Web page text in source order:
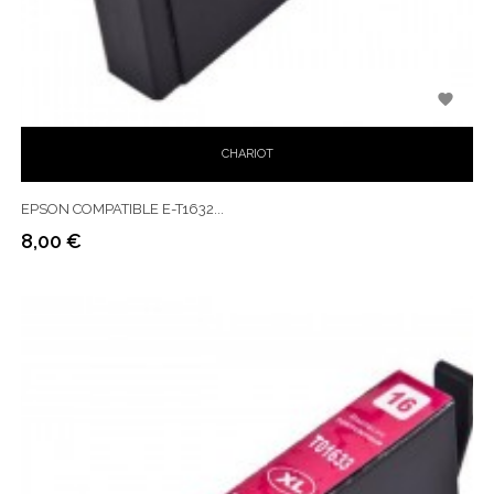
CHARIOT

EPSON COMPATIBLE E-T1632...
Prix
8,00 €